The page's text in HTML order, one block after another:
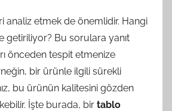
analiz etmek de önemlidir. Hangi
getiriliyor? Bu sorulara yanıt
önceden tespit etmenize
bir ürünle ilgili sürekli
bu ürünün kalitesini gözden
İşte burada, bir tablo